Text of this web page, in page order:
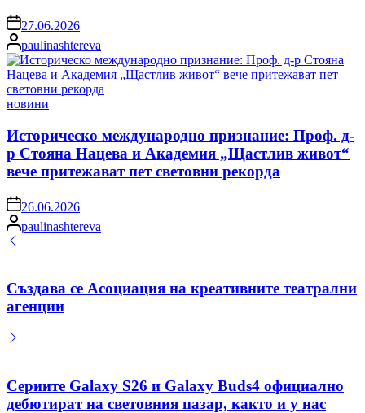
on 27.06.2026
Posted
by
paulinashtereva
Posted
новини
Историческо международно признание: Проф. д-
р Стояна Нацева и Академия „Щастлив живот“
вече притежават пет световни рекорда
on 26.06.2026
Posted
by
paulinashtereva
Създава се Асоциация на креативните театрални
агенции
Сериите Galaxy S26 и Galaxy Buds4 официално
дебютират на световния пазар, както и у нас